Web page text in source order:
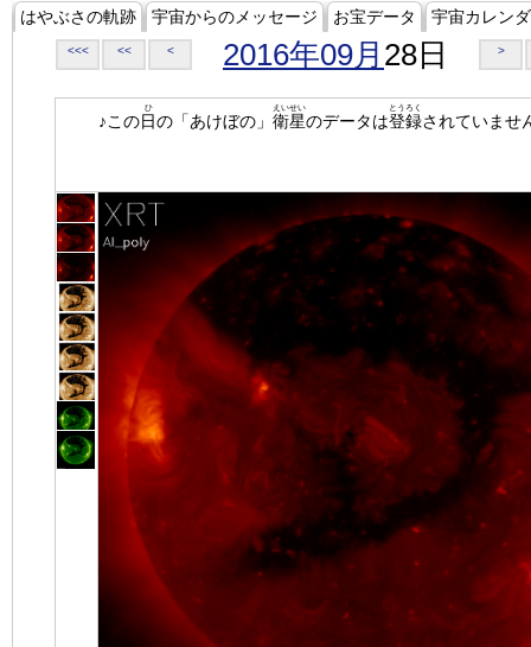
はやぶさの軌跡 宇宙からのメッセージ お宝データ 宇宙カレン
<<< << < 2016年09月 28日 >
♪この日
ひ
の「あけぼの」 衛星
えいせい
のデータは登録
とうろく
されていませ